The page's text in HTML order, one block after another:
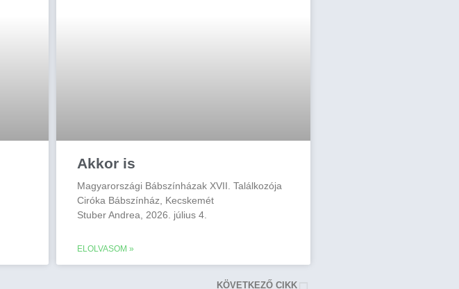
Akkor is
Magyarországi Bábszínházak XVII. Találkozója
Ciróka Bábszínház, Kecskemét
Stuber Andrea, 2026. július 4.
ELOLVASOM »
KÖVETKEZŐ CIKK